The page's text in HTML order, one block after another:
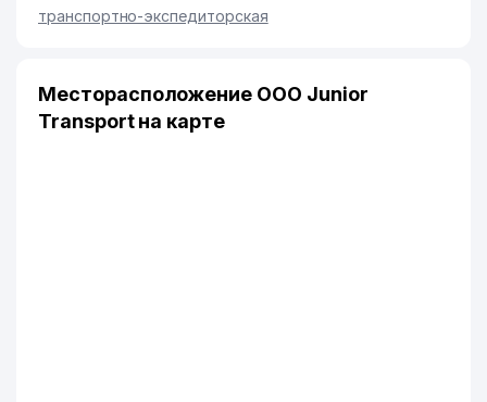
транспортно-экспедиторская
Месторасположение OOO Junior
Transport на карте